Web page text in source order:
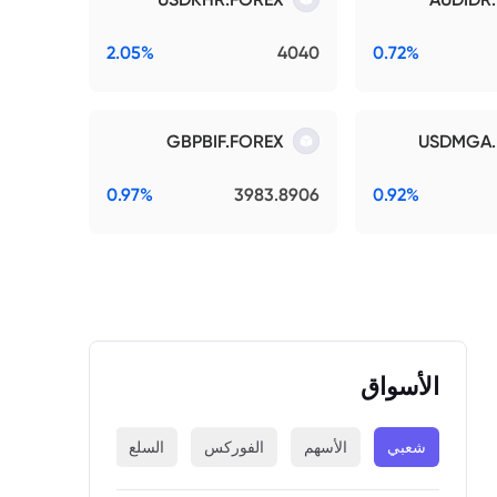
0.72%
4040
2.05%
0.92%
GBPBIF.FOREX
3983.8906
0.97%
الأسواق
شعبي الأسهم الفوركس السلع